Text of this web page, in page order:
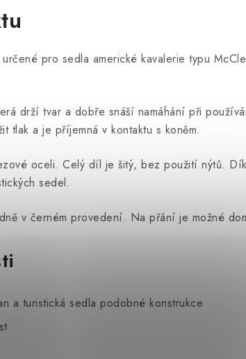
pro sedla americké kavalerie typu
drží tvar a dobře snáší namáhání při
tlak a je příjemná v kontaktu s koněm.
oceli. Celý díl je šitý, bez použití nýtů.
sedel.
v černém provedení. Na přání je možné
a turistická sedla podobné konstrukce